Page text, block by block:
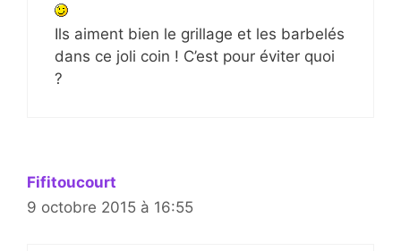
Ils aiment bien le grillage et les barbelés
dans ce joli coin ! C’est pour éviter quoi
?
Fifitoucourt
9 octobre 2015 à 16:55